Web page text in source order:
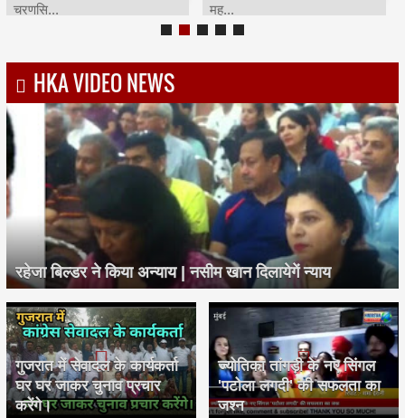
चरणसि...
मह...
HKA VIDEO NEWS
रहेजा बिल्डर ने किया अन्याय | नसीम खान दिलायेगें न्याय
गुजरात में सेवादल के कार्यकर्ता
घर घर जाकर चुनाव प्रचार
करेंगे।
ज्योतिका तांगड़ी के नए सिंगल
'पटोला लगदी' की सफलता का
जश्न